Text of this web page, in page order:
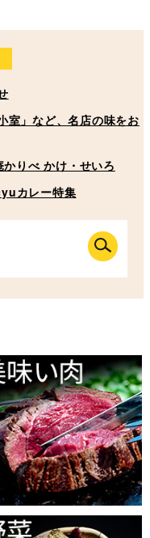
室」など、名店の味をお
かりべ かけ・せいろ
カレー特集